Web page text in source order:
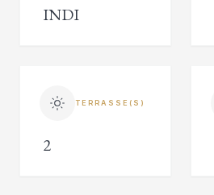
INDI
TERRASSE(S)
2